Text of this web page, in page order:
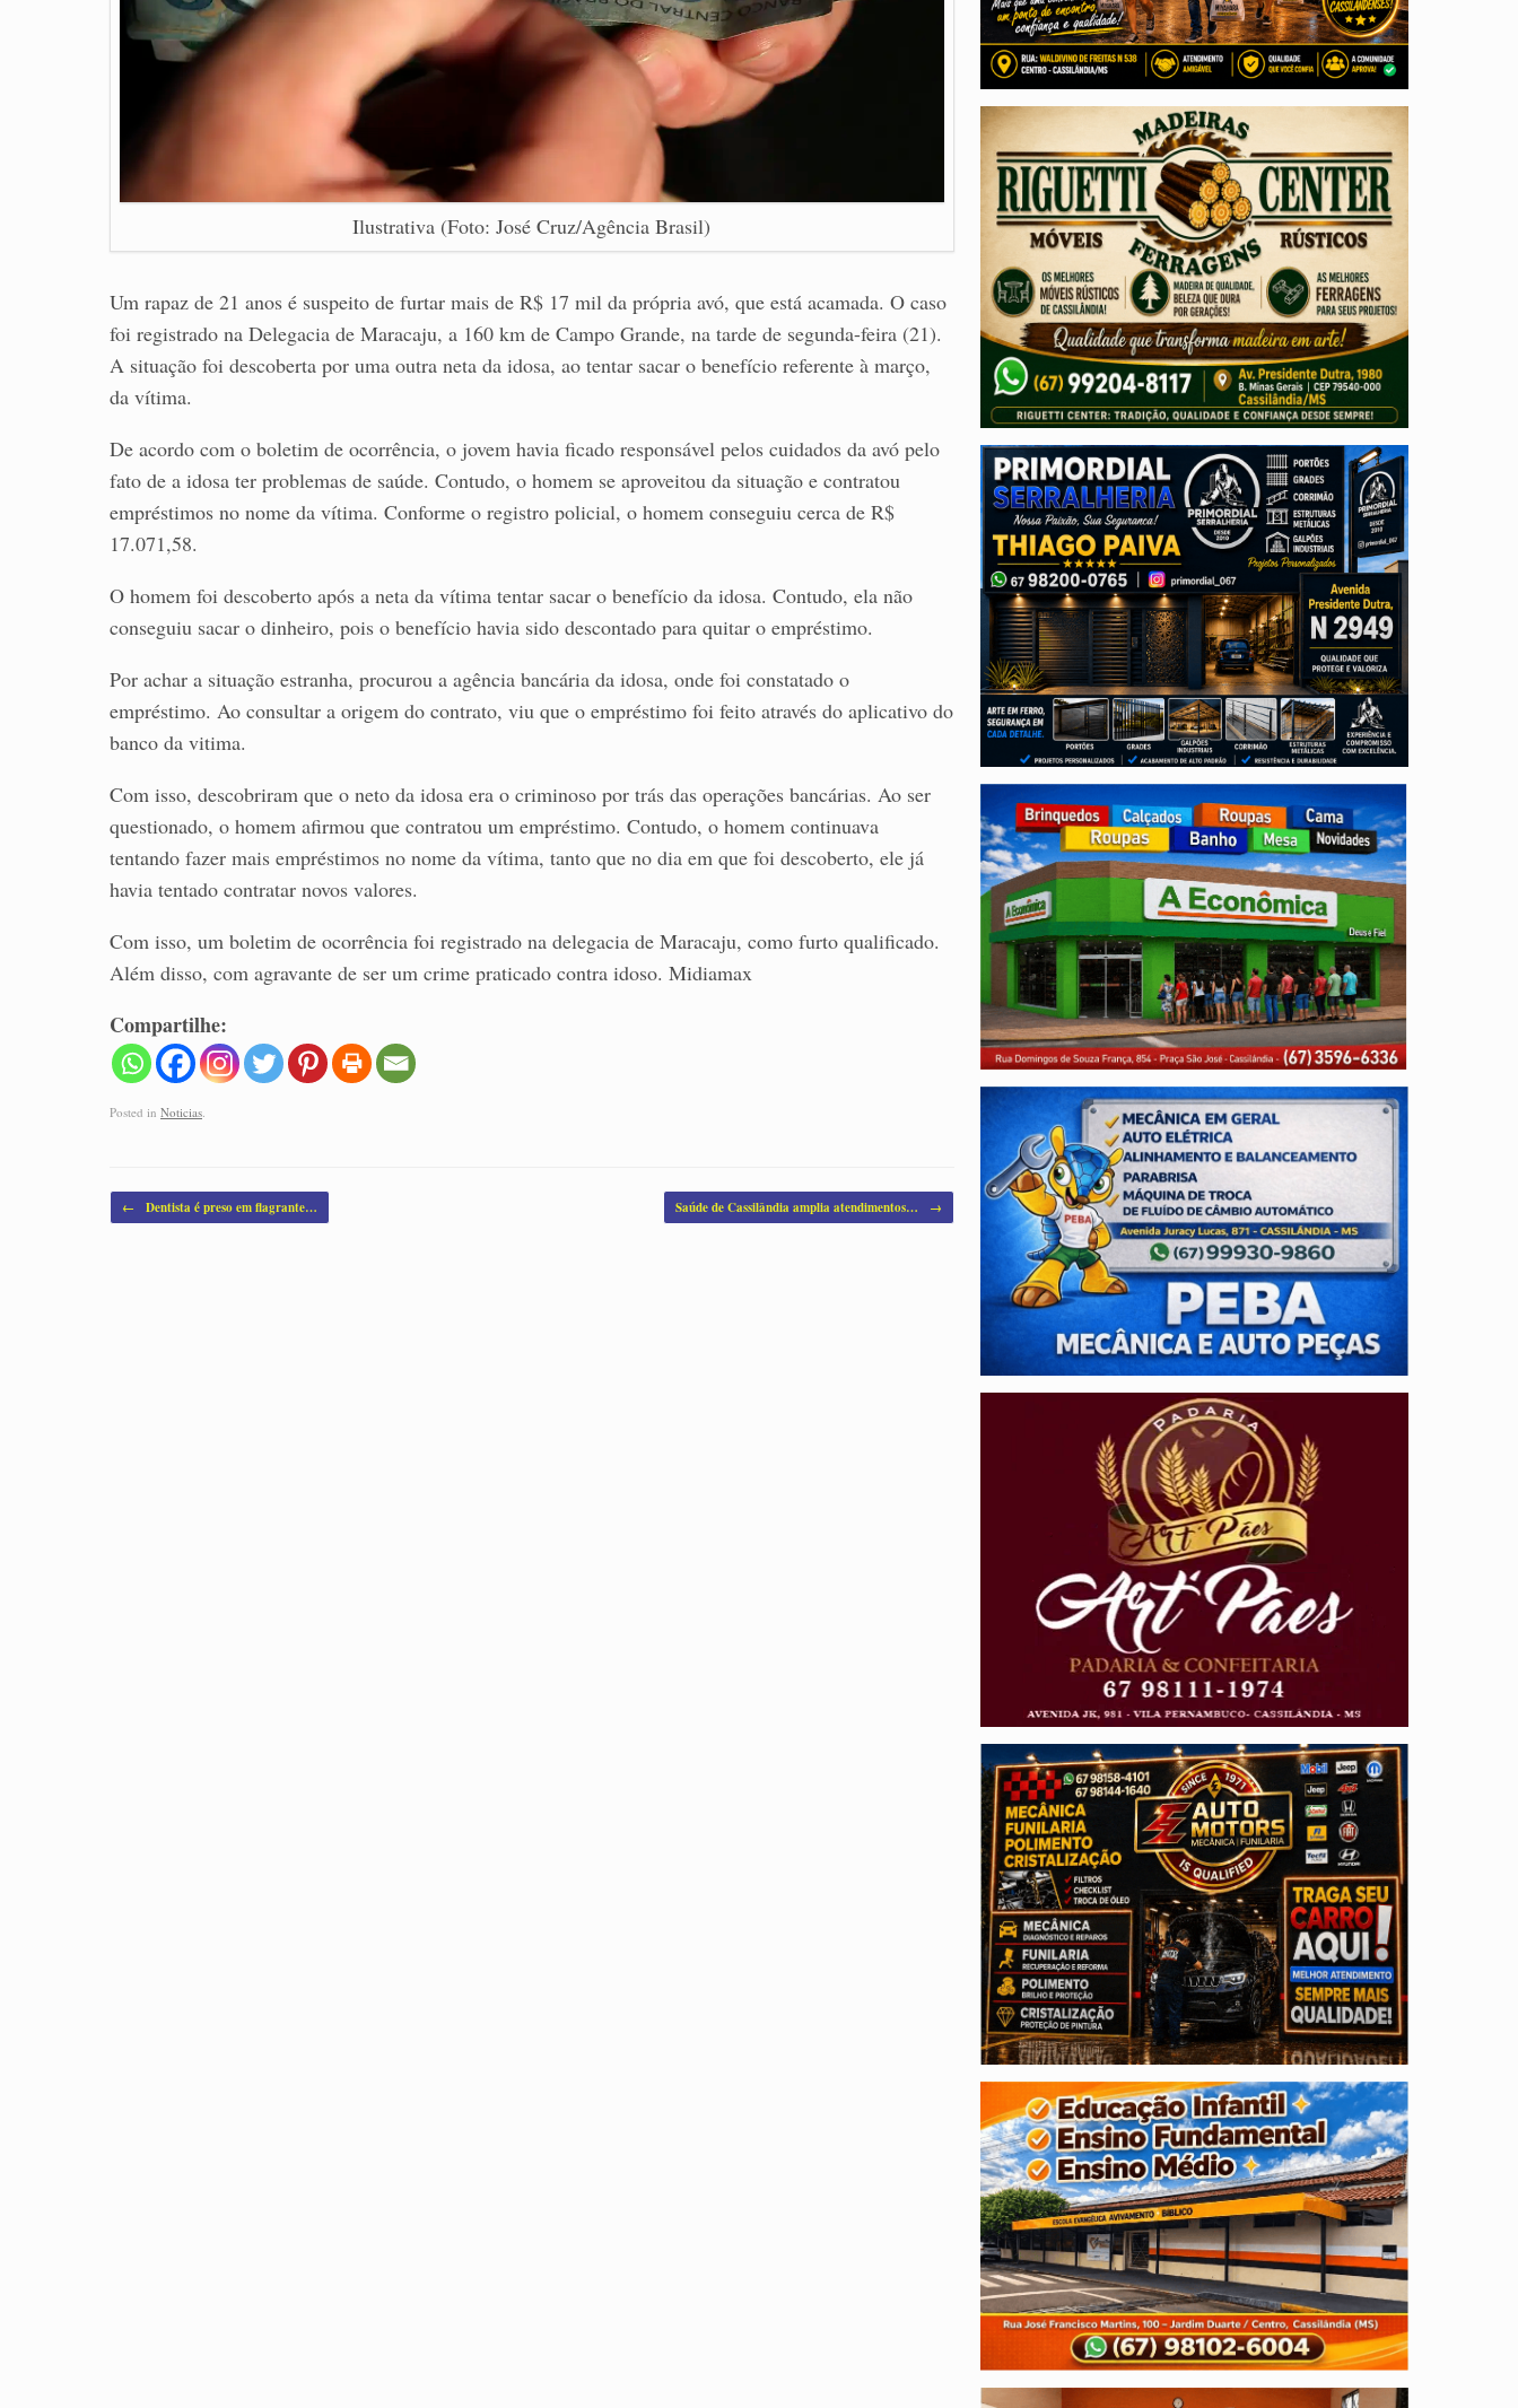
Ilustrativa (Foto: José Cruz/Agência Brasil)
Um rapaz de 21 anos é suspeito de furtar mais de R$ 17 mil da própria avó, que está acamada. O caso
foi registrado na Delegacia de Maracaju, a 160 km de Campo Grande, na tarde de segunda-feira (21).
A situação foi descoberta por uma outra neta da idosa, ao tentar sacar o benefício referente à março,
da vítima.
De acordo com o boletim de ocorrência, o jovem havia ficado responsável pelos cuidados da avó pelo
fato de a idosa ter problemas de saúde. Contudo, o homem se aproveitou da situação e contratou
empréstimos no nome da vítima. Conforme o registro policial, o homem conseguiu cerca de R$
17.071,58.
O homem foi descoberto após a neta da vítima tentar sacar o benefício da idosa. Contudo, ela não
conseguiu sacar o dinheiro, pois o benefício havia sido descontado para quitar o empréstimo.
Por achar a situação estranha, procurou a agência bancária da idosa, onde foi constatado o
empréstimo. Ao consultar a origem do contrato, viu que o empréstimo foi feito através do aplicativo do
banco da vitima.
Com isso, descobriram que o neto da idosa era o criminoso por trás das operações bancárias. Ao ser
questionado, o homem afirmou que contratou um empréstimo. Contudo, o homem continuava
tentando fazer mais empréstimos no nome da vítima, tanto que no dia em que foi descoberto, ele já
havia tentado contratar novos valores.
Com isso, um boletim de ocorrência foi registrado na delegacia de Maracaju, como furto qualificado.
Além disso, com agravante de ser um crime praticado contra idoso. Midiamax
Compartilhe:
Posted in Noticias.
Post navigation
← Dentista é preso em flagrante… Saúde de Cassilândia amplia atendimentos… →